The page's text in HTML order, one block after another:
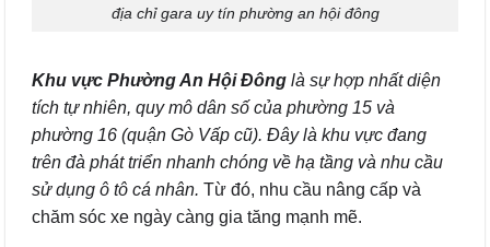
địa chỉ gara uy tín phường an hội đông
Khu vực Phường An Hội Đông là sự hợp nhất diện
tích tự nhiên, quy mô dân số của phường 15 và
phường 16 (quận Gò Vấp cũ). Đây là khu vực đang
trên đà phát triển nhanh chóng về hạ tầng và nhu cầu
sử dụng ô tô cá nhân. Từ đó, nhu cầu nâng cấp và
chăm sóc xe ngày càng gia tăng mạnh mẽ.